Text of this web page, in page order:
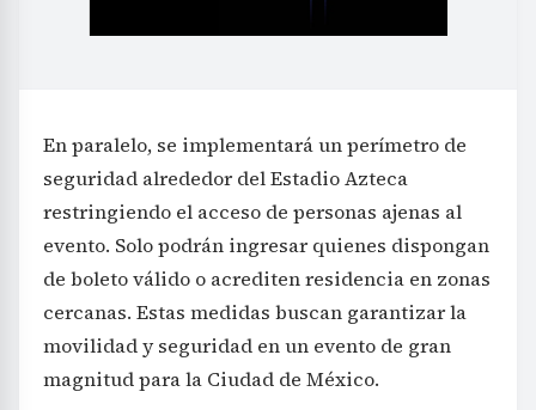
En paralelo, se implementará un perímetro de
seguridad alrededor del Estadio Azteca
restringiendo el acceso de personas ajenas al
evento. Solo podrán ingresar quienes dispongan
de boleto válido o acrediten residencia en zonas
cercanas. Estas medidas buscan garantizar la
movilidad y seguridad en un evento de gran
magnitud para la Ciudad de México.